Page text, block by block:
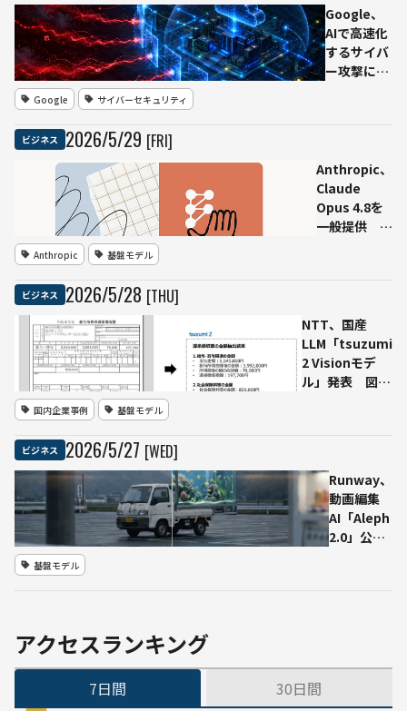
でも適用
Google、
AIで高速化
するサイバ
ー攻撃に対
発表 脅威
検出から修
復・監視ま
で支援
Google サイバーセキュリティ
ビジネス 2026/5/29 [FRI]
Anthropic、
Claude
Opus 4.8を
一般提供 コ
Anthropic 基盤モデル
ビジネス 2026/5/28 [THU]
NTT、国産
LLM「tsuzumi
2 Visionモデ
ル」発表 図表
国内企業事例 基盤モデル
ビジネス 2026/5/27 [WED]
Runway、
動画編集
AI「Aleph
2.0」公
も提供
基盤モデル
アクセスランキング
7日間 30日間